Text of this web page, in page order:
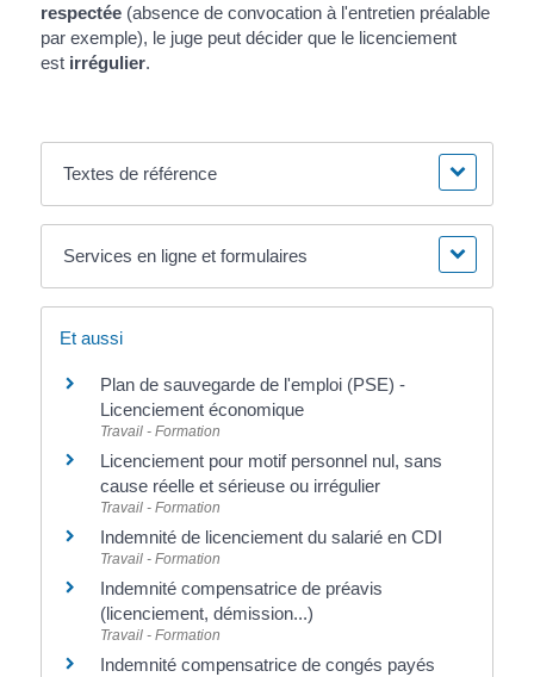
respectée(absence de convocation à l'entretien préalable
par exemple), le juge peut décider que le licenciement
est irrégulier.
Textes de référence
Services en ligne et formulaires
Et aussi
Plan de sauvegarde de l'emploi (PSE) -
Licenciement économique
Travail - Formation
Licenciement pour motif personnel nul, sans
cause réelle et sérieuse ou irrégulier
Travail - Formation
Indemnité de licenciement du salarié en CDI
Travail - Formation
Indemnité compensatrice de préavis
(licenciement, démission...)
Travail - Formation
Indemnité compensatrice de congés payés